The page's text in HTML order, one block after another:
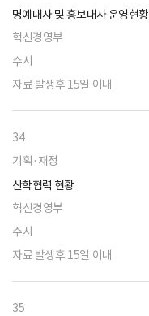
명예대사 및 홍보대사 운영현황
혁신경영부
수시
자료 발생후 15일 이내
34
기획·재정
산학협력 현황
혁신경영부
수시
자료 발생후 15일 이내
35